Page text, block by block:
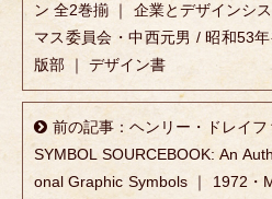
ン 全2巻揃 ｜ 企業とデザインシ
マス委員会・中西元男 / 昭和53
版部 ｜ デザイン書
前の記事：ヘンリー・ドレイ
SYMBOL SOURCEBOOK: An
onal Graphic Symbols ｜ 1972・